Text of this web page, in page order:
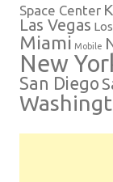
Space Center
Las Vegas
Miami Mobile
New
San Diego